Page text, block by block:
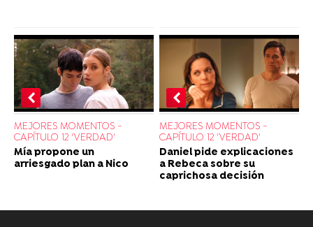
MEJORES MOMENTOS -
CAPÍTULO 12 'VERDAD'
Mía propone un
arriesgado plan a Nico
MEJORES MOMENTOS -
CAPÍTULO 12 'VERDAD'
Daniel pide explicaciones
a Rebeca sobre su
caprichosa decisión